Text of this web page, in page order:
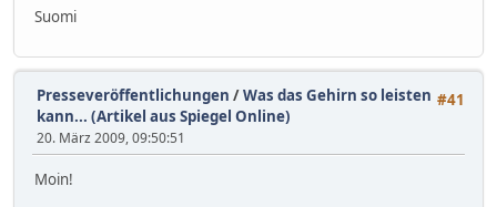
Suomi
#41
Presseveröffentlichungen /Was das Gehirn so leisten
kann... (Artikel aus Spiegel Online)
20. März 2009, 09:50:51
Moin!